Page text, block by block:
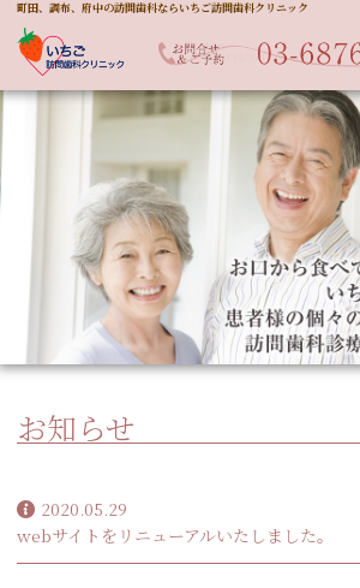
町田、調布、府中の訪問歯科ならいちご訪問歯科クリニック
お知らせ
2020.05.29
webサイトをリニューアルいたしました。